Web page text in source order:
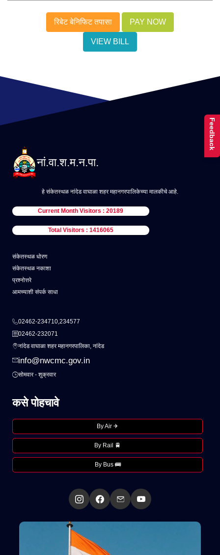
रिबेट बेनिफिट तपासा
VIEW BILL
नां.वा.श.म.न.पा.
हे संकेतस्थळ नांदेड वाघाळा शहर महानगरपालिकेच्या मालकीचे आहे.
Current Month Visitors : 20189
Total Visitors : 1416065
संकेतस्थळ धोरण
संकेतस्थळ नकाशा
प्रश्नोत्तरे
आमच्याशी संपर्क साधा
02462-234710,234577
02462-232071
नांदेड वाघाळा शहर महानगरपालिका, नांदेड
info@nwcmc.gov.in
सोमवार - शुक्रवार
कसे पोहचावे
By Air ✈
By Rail 🚆
By Bus 🚌
Feedback